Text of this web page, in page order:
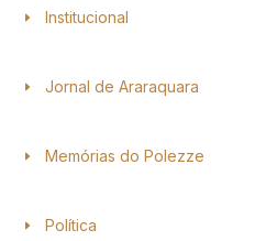
Institucional
Jornal de Araraquara
Memórias do Polezze
Política